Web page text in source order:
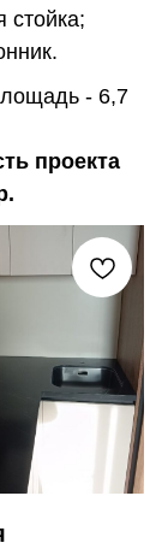
стойка;
- 6,7
проекта